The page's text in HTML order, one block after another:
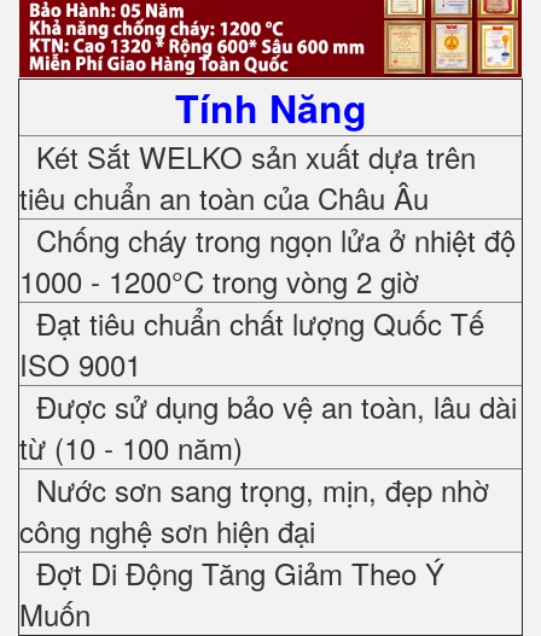
Tính Năng
Két Sắt WELKO sản xuất dựa trên
tiêu chuẩn an toàn của Châu Âu
Chống cháy trong ngọn lửa ở nhiệt độ
1000 - 1200°C trong vòng 2 giờ
Đạt tiêu chuẩn chất lượng Quốc Tế
ISO 9001
Được sử dụng bảo vệ an toàn, lâu dài
từ (10 - 100 năm)
Nước sơn sang trọng, mịn, đẹp nhờ
công nghệ sơn hiện đại
Đợt Di Động Tăng Giảm Theo Ý
Muốn